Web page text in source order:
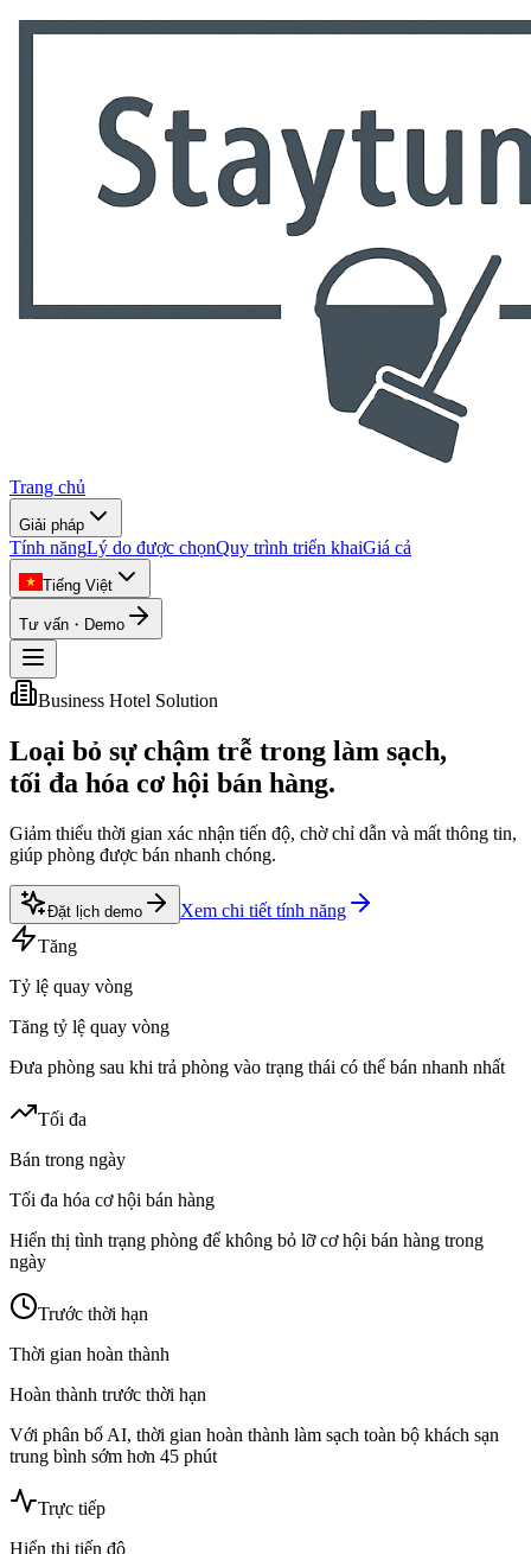
Trang chủ
Giải pháp
Tính năngLý do được chọnQuy trình triển khaiGiá cả
Tiếng Việt
Tư vấn・Demo
Business Hotel Solution
Loại bỏ sự chậm trễ trong làm sạch,
tối đa hóa cơ hội bán hàng.
Giảm thiểu thời gian xác nhận tiến độ, chờ chỉ dẫn và mất thông tin,
giúp phòng được bán nhanh chóng.
Đặt lịch demo
Xem chi tiết tính năng
Tăng
Tỷ lệ quay vòng
Tăng tỷ lệ quay vòng
Đưa phòng sau khi trả phòng vào trạng thái có thể bán nhanh nhất
Tối đa
Bán trong ngày
Tối đa hóa cơ hội bán hàng
Hiển thị tình trạng phòng để không bỏ lỡ cơ hội bán hàng trong
ngày
Trước thời hạn
Thời gian hoàn thành
Hoàn thành trước thời hạn
Với phân bổ AI, thời gian hoàn thành làm sạch toàn bộ khách sạn
trung bình sớm hơn 45 phút
Trực tiếp
Hiển thị tiến độ